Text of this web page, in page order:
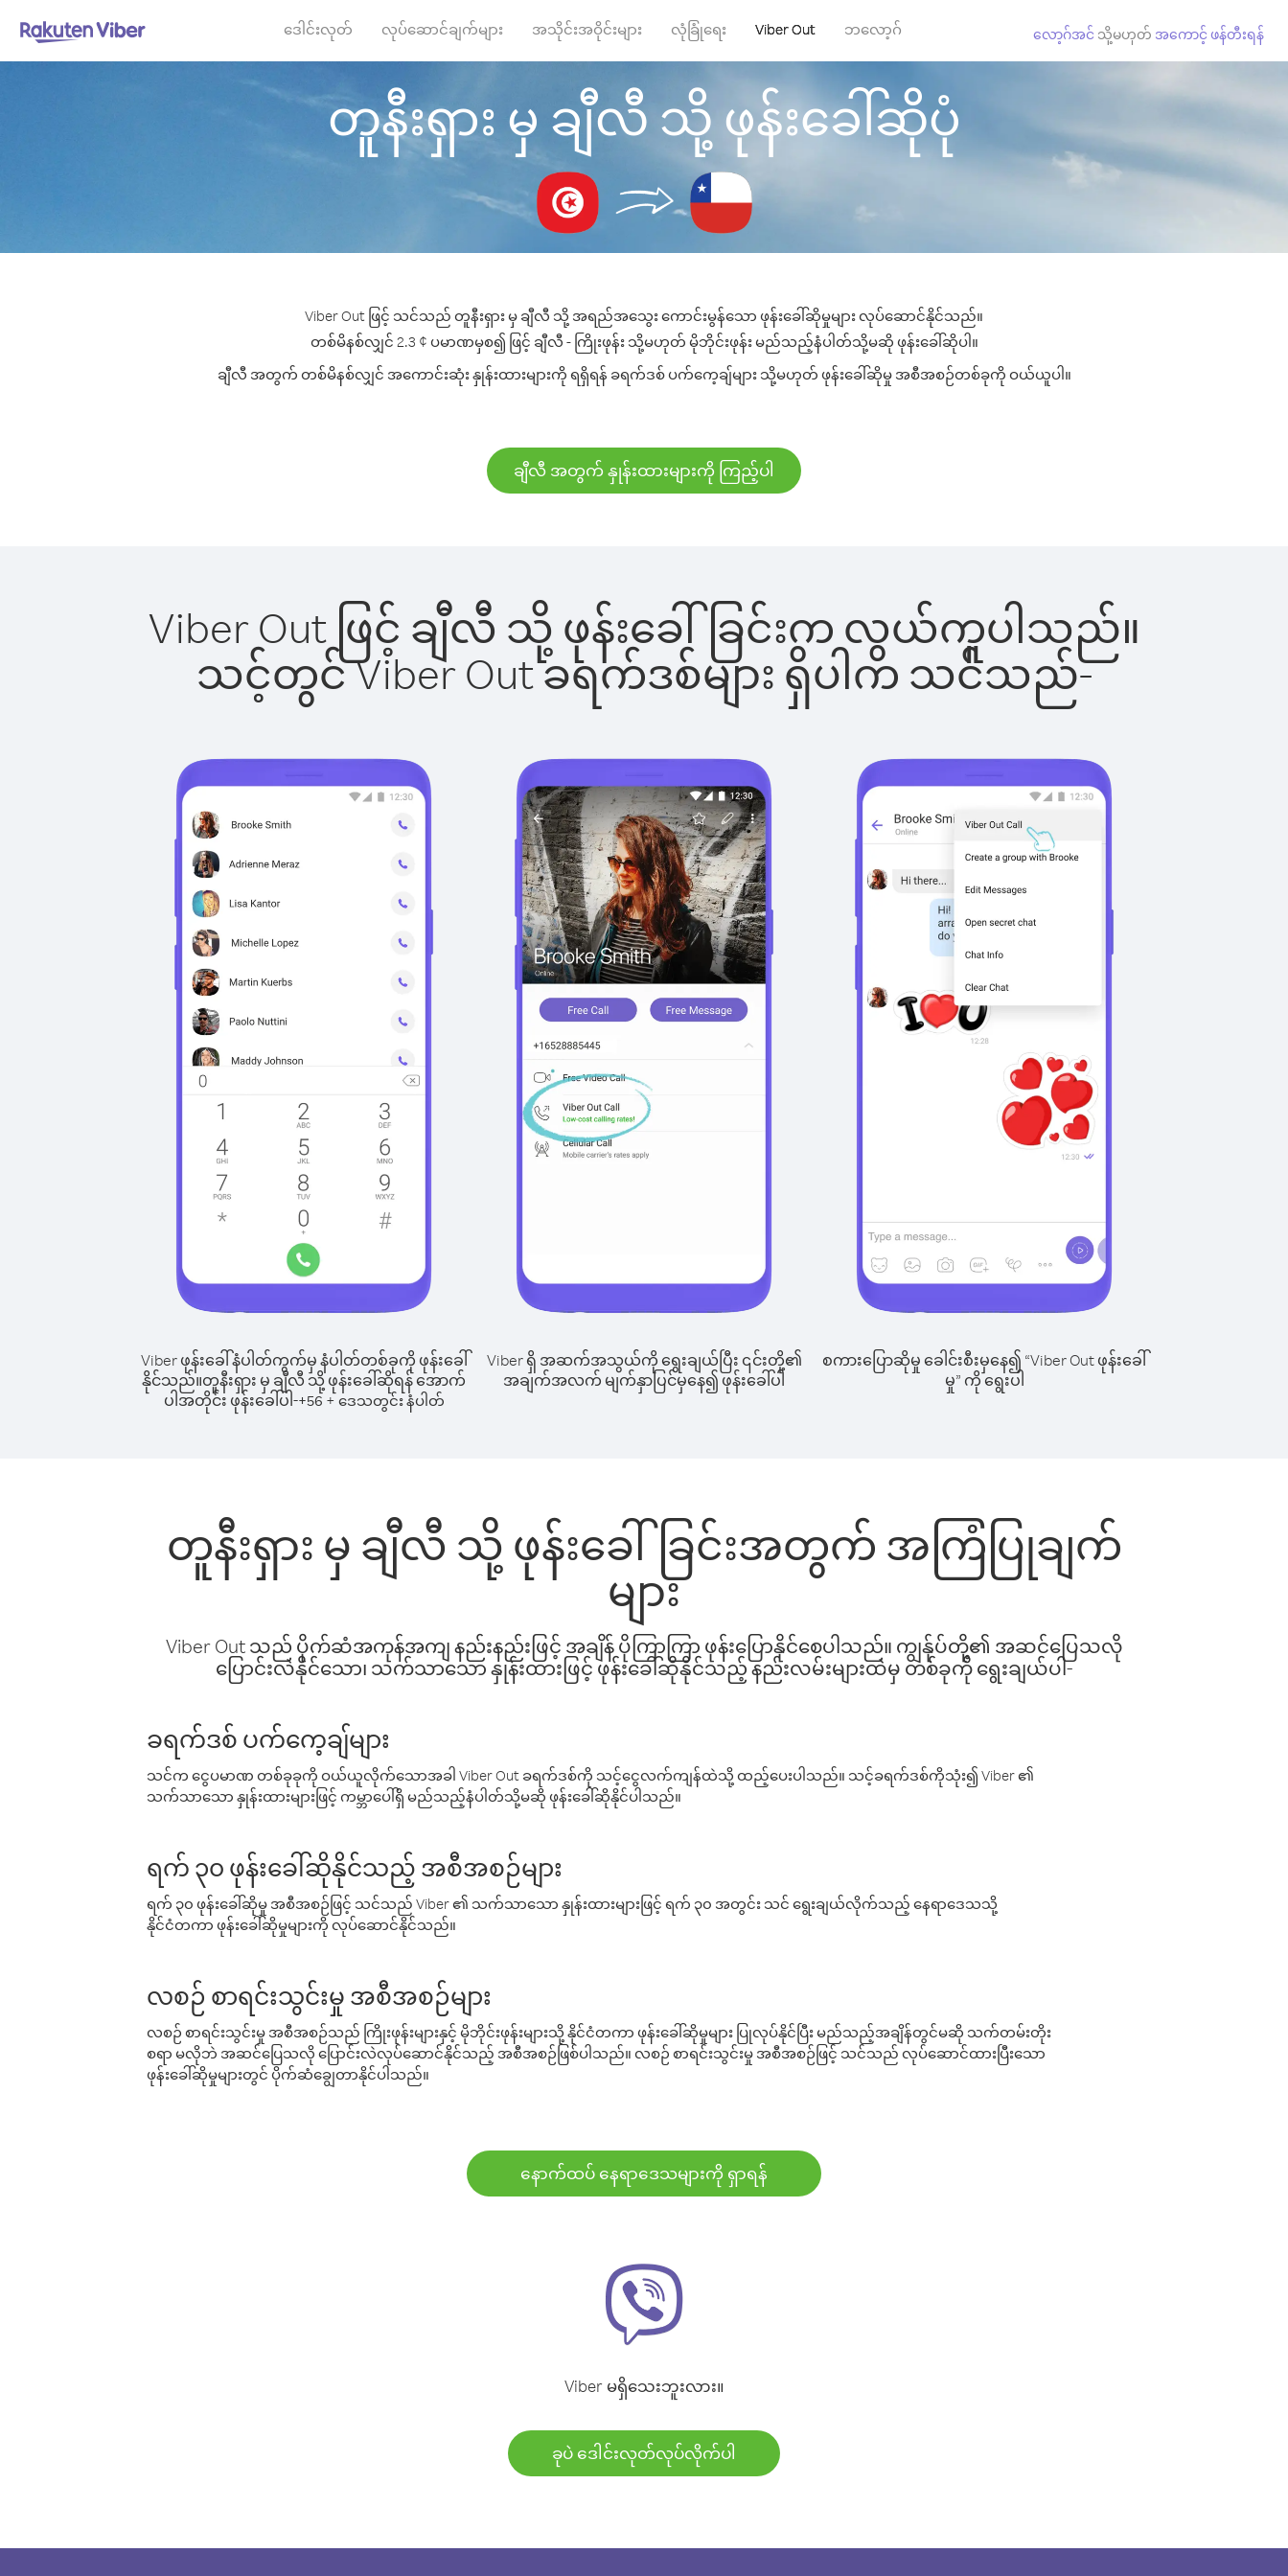
ဒေါင်းလုတ် လုပ်ဆောင်ချက်များ အသိုင်းအဝိုင်းများ လုံခြုံရေး Viber Out ဘလော့ဂ် လော့ဂ်အင် သို့မဟုတ် အကောင့် ဖန်တီးရန်
တူနီးရှား မှ ချီလီ သို့ ဖုန်းခေါ်ဆိုပုံ
Viber Out ဖြင့် သင်သည် တူနီးရှား မှ ချီလီ သို့ အရည်အသွေး ကောင်းမွန်သော ဖုန်းခေါ်ဆိုမှုများ လုပ်ဆောင်နိုင်သည်။
တစ်မိနစ်လျှင် 2.3 ¢ ပမာဏမှစ၍ ဖြင့် ချီလီ - ကြိုးဖုန်း သို့မဟုတ် မိုဘိုင်းဖုန်း မည်သည့်နံပါတ်သို့မဆို ဖုန်းခေါ်ဆိုပါ။
ချီလီ အတွက် တစ်မိနစ်လျှင် အကောင်းဆုံး နှုန်းထားများကို ရရှိရန် ခရက်ဒစ် ပက်ကေ့ချ်များ သို့မဟုတ် ဖုန်းခေါ်ဆိုမှု အစီအစဉ်တစ်ခုကို ဝယ်ယူပါ။
ချီလီ အတွက် နှုန်းထားများကို ကြည့်ပါ
Viber Out ဖြင့် ချီလီ သို့ ဖုန်းခေါ်ခြင်းက လွယ်ကူပါသည်။
သင့်တွင် Viber Out ခရက်ဒစ်များ ရှိပါက သင်သည်-
Viber ဖုန်းခေါ်နံပါတ်ကွက်မှ နံပါတ်တစ်ခုကို ဖုန်းခေါ်
နိုင်သည်။တူနီးရှား မှ ချီလီ သို့ ဖုန်းခေါ်ဆိုရန် အောက်
ပါအတိုင်း ဖုန်းခေါ်ပါ-+56 +ဒေသတွင်း နံပါတ်
Viber ရှိ အဆက်အသွယ်ကို ရွေးချယ်ပြီး ၎င်းတို့၏
အချက်အလက် မျက်နှာပြင်မှနေ၍ ဖုန်းခေါ်ပါ
စကားပြောဆိုမှု ခေါင်းစီးမှနေ၍ “Viber Out ဖုန်းခေါ်
မှု” ကို ရွေးပါ
တူနီးရှား မှ ချီလီ သို့ ဖုန်းခေါ်ခြင်းအတွက် အကြံပြုချက်
များ
Viber Out သည် ပိုက်ဆံအကုန်အကျ နည်းနည်းဖြင့် အချိန် ပိုကြာကြာ ဖုန်းပြောနိုင်စေပါသည်။ ကျွန်ုပ်တို့၏ အဆင်ပြေသလို
ပြောင်းလဲနိုင်သော၊ သက်သာသော နှုန်းထားဖြင့် ဖုန်းခေါ်ဆိုနိုင်သည့် နည်းလမ်းများထဲမှ တစ်ခုကို ရွေးချယ်ပါ-
ခရက်ဒစ် ပက်ကေ့ချ်များ
သင်က ငွေပမာဏ တစ်ခုခုကို ဝယ်ယူလိုက်သောအခါ Viber Out ခရက်ဒစ်ကို သင့်ငွေလက်ကျန်ထဲသို့ ထည့်ပေးပါသည်။ သင့်ခရက်ဒစ်ကိုသုံး၍ Viber ၏
သက်သာသော နှုန်းထားများဖြင့် ကမ္ဘာပေါ်ရှိ မည်သည့်နံပါတ်သို့မဆို ဖုန်းခေါ်ဆိုနိုင်ပါသည်။
ရက် ၃၀ ဖုန်းခေါ်ဆိုနိုင်သည့် အစီအစဉ်များ
ရက် ၃၀ ဖုန်းခေါ်ဆိုမှု အစီအစဉ်ဖြင့် သင်သည် Viber ၏ သက်သာသော နှုန်းထားများဖြင့် ရက် ၃၀ အတွင်း သင် ရွေးချယ်လိုက်သည့် နေရာဒေသသို့
နိုင်ငံတကာ ဖုန်းခေါ်ဆိုမှုများကို လုပ်ဆောင်နိုင်သည်။
လစဉ် စာရင်းသွင်းမှု အစီအစဉ်များ
လစဉ် စာရင်းသွင်းမှု အစီအစဉ်သည် ကြိုးဖုန်းများနှင့် မိုဘိုင်းဖုန်းများသို့ နိုင်ငံတကာ ဖုန်းခေါ်ဆိုမှုများ ပြုလုပ်နိုင်ပြီး မည်သည့်အချိန်တွင်မဆို သက်တမ်းတိုး
စရာ မလိုဘဲ အဆင်ပြေသလို ပြောင်းလဲလုပ်ဆောင်နိုင်သည့် အစီအစဉ်ဖြစ်ပါသည်။ လစဉ် စာရင်းသွင်းမှု အစီအစဉ်ဖြင့် သင်သည် လုပ်ဆောင်ထားပြီးသော
ဖုန်းခေါ်ဆိုမှုများတွင် ပိုက်ဆံချွေတာနိုင်ပါသည်။
နောက်ထပ် နေရာဒေသများကို ရှာရန်
Viber မရှိသေးဘူးလား။
ခုပဲ ဒေါင်းလုတ်လုပ်လိုက်ပါ